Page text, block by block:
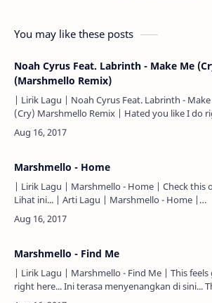
You may like these posts
Noah Cyrus Feat. Labrinth - Make Me
(Marshmello Remix)
| Lirik Lagu | Noah Cyrus Feat. Labrinth -
(Cry) Marshmello Remix | Hated you like I do right,
do right... Membencimu seperti yang aku
Lik…
Marshmello - Home
| Lirik Lagu | Marshmello - Home | Check this out...
Lihat ini... | Arti Lagu | Marshmello - Home |
Penyanyi: M…
Marshmello - Find Me
| Lirik Lagu | Marshmello - Find Me | This feels good
right here... Ini terasa menyenangkan di sini... This
feels good right here... Ini terasa